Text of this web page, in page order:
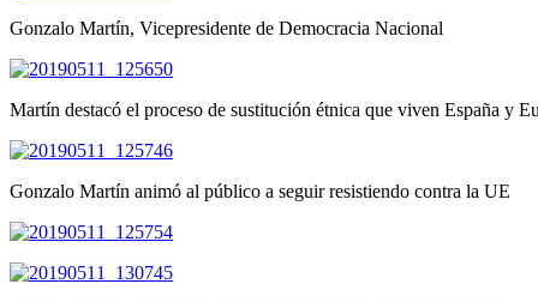
Gonzalo Martín, Vicepresidente de Democracia Nacional
Martín destacó el proceso de sustitución étnica que viven España y
Gonzalo Martín animó al público a seguir resistiendo contra la UE